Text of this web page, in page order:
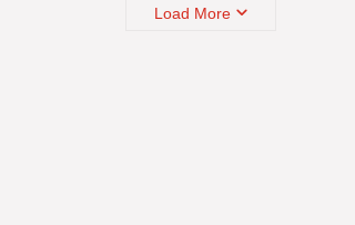
Load More